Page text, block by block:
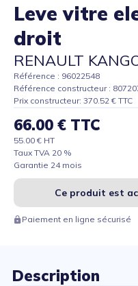
Leve vitre
droit
RENAULT
Référence : 96022548
Référence constructeur :
Prix constructeur: 370.52 € TTC
66.00 € TTC
55.00 € HT
Taux TVA 20 %
Garantie 24 mois
Ce produit est
Paiement en ligne sécurisé
Description